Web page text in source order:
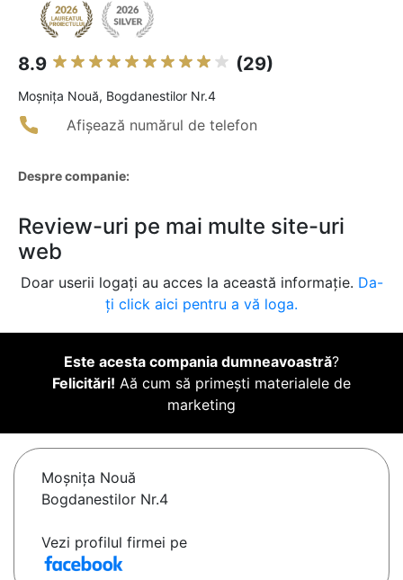
8.9 (29)
Moşniţa Nouă, Bogdanestilor Nr.4
Afișează numărul de telefon
Despre companie:
Review-uri pe mai multe site-uri
web
Doar userii logați au acces la această informație. Da-
ți click aici pentru a vă loga.
Este acesta compania dumneavoastră?
Felicitări! Aă cum să primești materialele de
marketing
Moşniţa Nouă
Bogdanestilor Nr.4
Vezi profilul firmei pe